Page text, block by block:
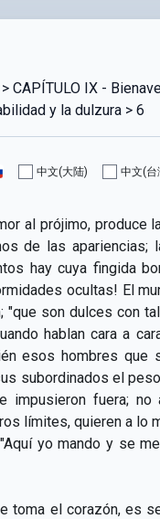
CAPÍTULO IX -
y la dulzura > 6
中文(大陆) 中文(台
al prójimo, produce
de las
hay cuya fingida
ocultas! El
son dulces con
hablan cara a
esos hombres
subordinados el
fuera; no
límites, quieren a lo
yo mando y se
toma el corazón, es